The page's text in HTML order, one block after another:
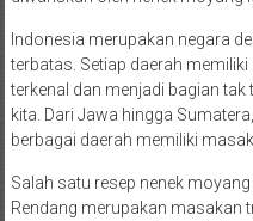
Indonesia merupakan negara
terbatas. Setiap daerah
terkenal dan menjadi bagian tak
kita. Dari Jawa hingga
berbagai daerah memiliki
Salah satu resep nenek
Rendang merupakan masakan